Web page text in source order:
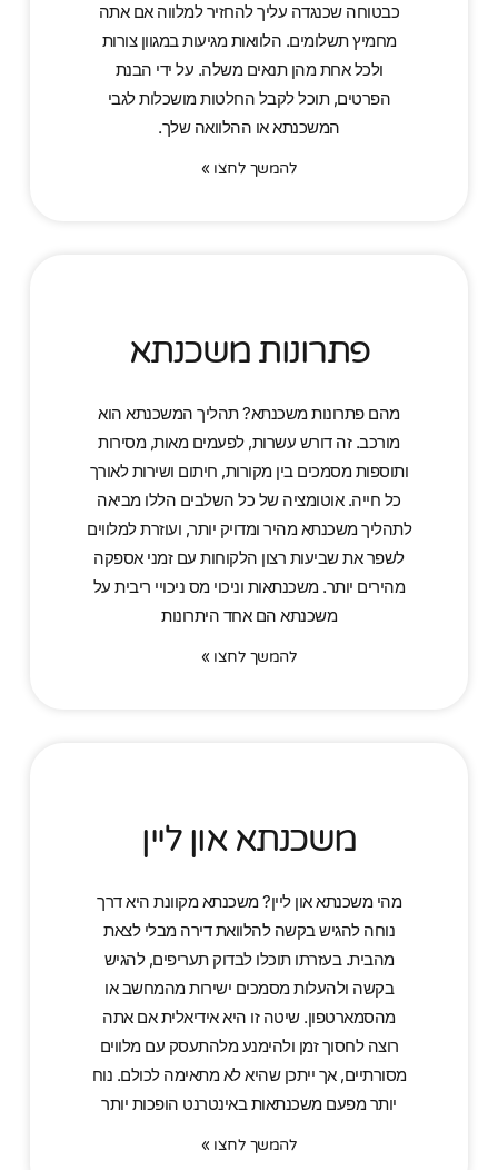
כבטוחה שכנגדה עליך להחזיר למלווה אם אתה
מחמיץ תשלומים. הלוואות מגיעות במגוון צורות
ולכל אחת מהן תנאים משלה. על ידי הבנת
הפרטים, תוכל לקבל החלטות מושכלות לגבי
המשכנתא או ההלוואה שלך.
להמשך לחצו »
פתרונות משכנתא
מהם פתרונות משכנתא? תהליך המשכנתא הוא
מורכב. זה דורש עשרות, לפעמים מאות, מסירות
ותוספות מסמכים בין מקורות, חיתום ושירות לאורך
כל חייה. אוטומציה של כל השלבים הללו מביאה
לתהליך משכנתא מהיר ומדויק יותר, ועוזרת למלווים
לשפר את שביעות רצון הלקוחות עם זמני אספקה
מהירים יותר. משכנתאות וניכוי מס ניכויי ריבית על
משכנתא הם אחד היתרונות
להמשך לחצו »
משכנתא און ליין
מהי משכנתא און ליין? משכנתא מקוונת היא דרך
נוחה להגיש בקשה להלוואת דירה מבלי לצאת
מהבית. בעזרתו תוכלו לבדוק תעריפים, להגיש
בקשה ולהעלות מסמכים ישירות מהמחשב או
מהסמארטפון. שיטה זו היא אידיאלית אם אתה
רוצה לחסוך זמן ולהימנע מלהתעסק עם מלווים
מסורתיים, אך ייתכן שהיא לא מתאימה לכולם. נוח
יותר מפעם משכנתאות באינטרנט הופכות יותר
להמשך לחצו »